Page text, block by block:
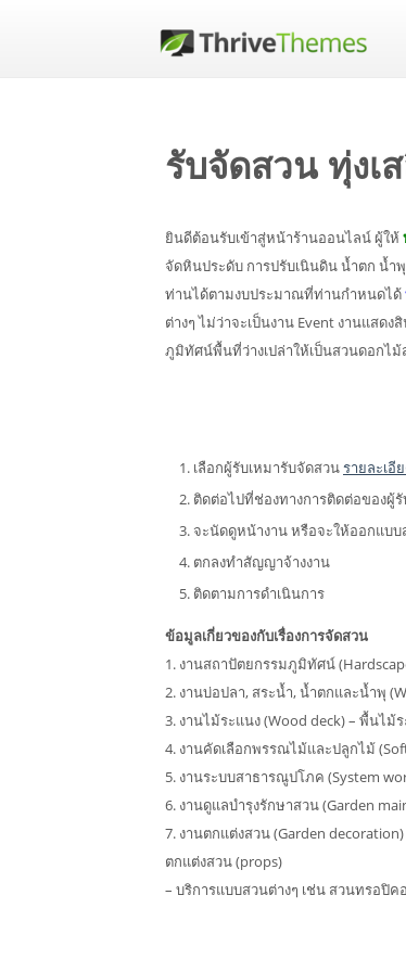
รับจัดสวน ทุ่งเ
ยินดีต้อนรับเข้าสู่หน้าร้านออนไลน์ ผู้ให้
จัดหินประดับ การปรับเนินดิน น้ำตก น้ำ
ท่านได้ตามงบประมาณที่ท่านกำหนดได้
ต่างๆ ไม่ว่าจะเป็นงาน Event งานแสด
ภูมิทัศน์พื้นที่ว่างเปล่าให้เป็นสวนดอกไม้
เลือกผู้รับเหมารับจัดสวนรายละเอี
ติดต่อไปที่ช่องทางการติดต่อของผู้รั
จะนัดดูหน้างาน หรือจะให้ออกแบ
ตกลงทำสัญญาจ้างงาน
ติดตามการดำเนินการ
ข้อมูลเกี่ยวของกับเรื่องการจัดสวน
1. งานสถาปัตยกรรมภูมิทัศน์
2. งานบ่อปลา, สระน้ำ, น้ำตกและน้ำพุ
3. งานไม้ระแนง (Wood deck) – พื้นไม้
4. งานคัดเลือกพรรณไม้และปลูกไม้
5. งานระบบสาธารณูปโภค (System
6. งานดูแลบำรุงรักษาสวน (Garden
7. งานตกแต่งสวน (Garden
ตกแต่งสวน (props)
– บริการแบบสวนต่างๆ เช่น สวนทรอปิ